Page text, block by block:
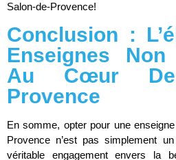
Salon-de-Provence!
Conclusion :
Enseignes Non
Au Cœur De
Provence
En somme, opter pour une
Provence n’est pas simplement
véritable engagement envers la